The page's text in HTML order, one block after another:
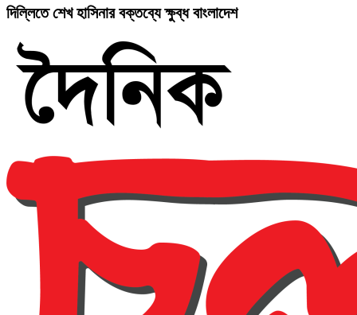
দিল্লিতে শেখ হাসিনার বক্তব্যে ক্ষুব্ধ বাংলাদেশ